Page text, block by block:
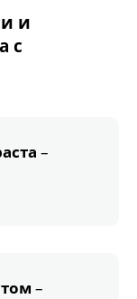
и
с
–
–